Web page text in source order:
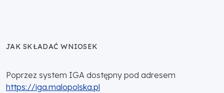
JAK SKŁADAĆ WNIOSEK
Poprzez system IGA dostępny pod adresem
https://iga.malopolska.pl